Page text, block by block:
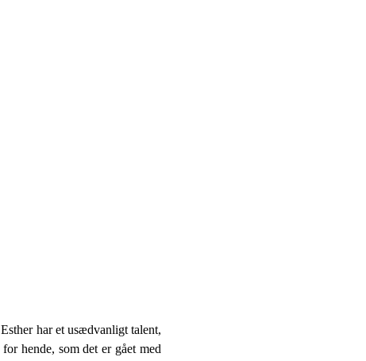
har et usædvanligt talent,
hende, som det er gået med